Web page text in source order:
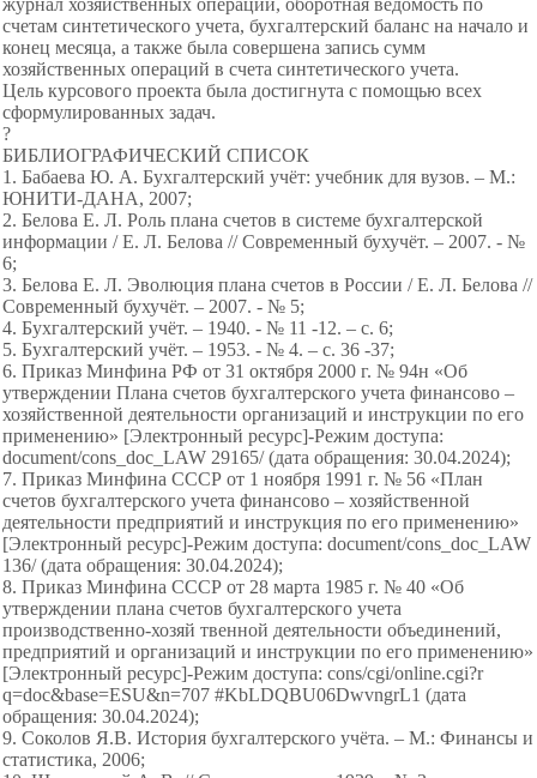
журнал хозяйственных операций, оборотная ведомость по
счетам синтетического учета, бухгалтерский баланс на начало и
конец месяца, а также была совершена запись сумм
хозяйственных операций в счета синтетического учета.
Цель курсового проекта была достигнута с помощью всех
сформулированных задач.
?
БИБЛИОГРАФИЧЕСКИЙ СПИСОК
1. Бабаева Ю. А. Бухгалтерский учёт: учебник для вузов. – М.:
ЮНИТИ-ДАНА, 2007;
2. Белова Е. Л. Роль плана счетов в системе бухгалтерской
информации / Е. Л. Белова // Современный бухучёт. – 2007. - №
6;
3. Белова Е. Л. Эволюция плана счетов в России / Е. Л. Белова //
Современный бухучёт. – 2007. - № 5;
4. Бухгалтерский учёт. – 1940. - № 11 -12. – с. 6;
5. Бухгалтерский учёт. – 1953. - № 4. – с. 36 -37;
6. Приказ Минфина РФ от 31 октября 2000 г. № 94н «Об
утверждении Плана счетов бухгалтерского учета финансово –
хозяйственной деятельности организаций и инструкции по его
применению» [Электронный ресурс]-Режим доступа:
document/cons_doc_LAW 29165/ (дата обращения: 30.04.2024);
7. Приказ Минфина СССР от 1 ноября 1991 г. № 56 «План
счетов бухгалтерского учета финансово – хозяйственной
деятельности предприятий и инструкция по его применению»
[Электронный ресурс]-Режим доступа: document/cons_doc_LAW
136/ (дата обращения: 30.04.2024);
8. Приказ Минфина СССР от 28 марта 1985 г. № 40 «Об
утверждении плана счетов бухгалтерского учета
производственно-хозяй твенной деятельности объединений,
предприятий и организаций и инструкции по его применению»
[Электронный ресурс]-Режим доступа: cons/cgi/online.cgi?r
q=doc&base=ESU&n=707 #KbLDQBU06DwvngrL1 (дата
обращения: 30.04.2024);
9. Соколов Я.В. История бухгалтерского учёта. – М.: Финансы и
статистика, 2006;